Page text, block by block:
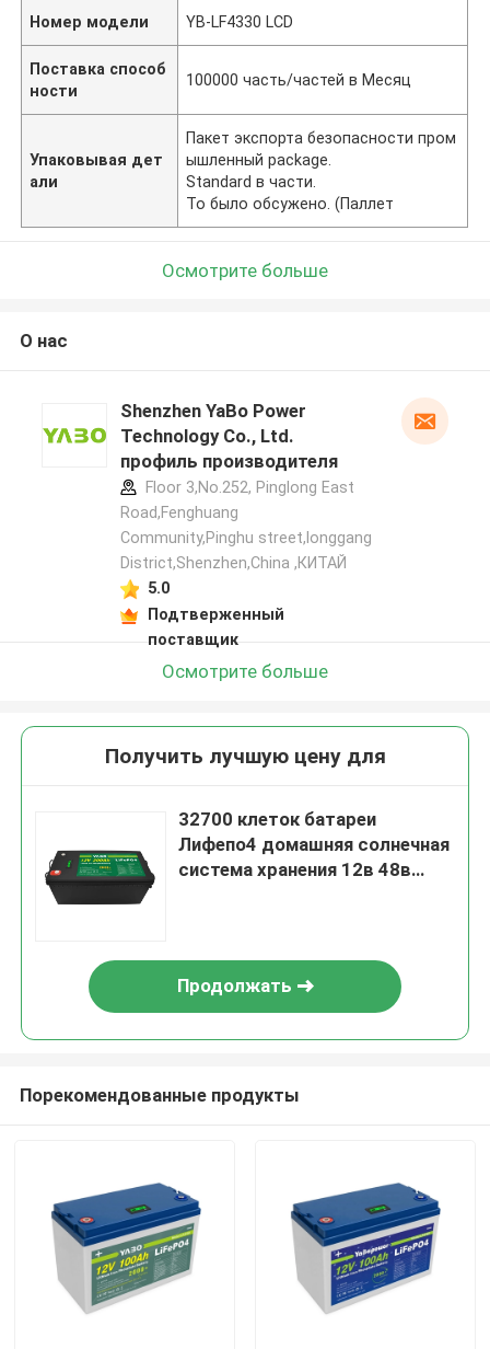
Номер модели YB-LF4330 LCD
Поставка способ
ности
100000 часть/частей в Месяц
Упаковывая дет
али
Пакет экспорта безопасности пром
ышленный package.
Standard в части.
To было обсужено. (Паллет
Осмотрите больше
О нас
Shenzhen YaBo Power
Technology Co., Ltd.
профиль производителя
Floor 3,No.252, Pinglong East
Road,Fenghuang
Community,Pinghu street,longgang
District,Shenzhen,China ,КИТАЙ
5.0
Подтверженный
поставщик
Осмотрите больше
Получить лучшую цену для
32700 клеток батареи
Лифепо4 домашняя солнечная
система хранения 12в 48в
Продолжать
Порекомендованные продукты